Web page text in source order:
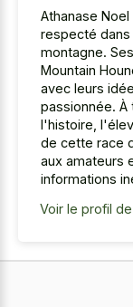
Athanase
respecté dans
montagne.
Mountain
avec leurs
passionnée. À
l'histoire,
de cette race
aux amateurs
informations
Voir le profil